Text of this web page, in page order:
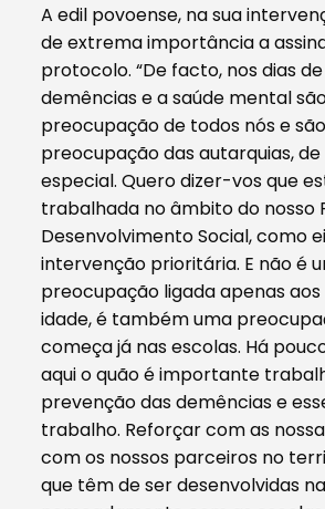
A edil povoense, na sua
de extrema importância a
protocolo. “De facto, nos dias
demências e a saúde mental
preocupação de todos nós e
preocupação das autarquias,
especial. Quero dizer-vos que
trabalhada no âmbito do nosso
Desenvolvimento Social, como
intervenção prioritária. E não é
preocupação ligada apenas
idade, é também uma
começa já nas escolas. Há
aqui o quão é importante
prevenção das demências e
trabalho. Reforçar com as
com os nossos parceiros no
que têm de ser desenvolvidas